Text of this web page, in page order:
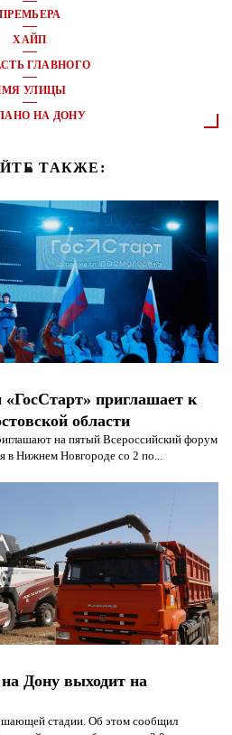
ПРЕМЬЕРА
ХАЙП
ГЛАВНОГО
УЛИЦЫ
НА ДОНУ
ТАКЖЕ:
приглашает к
области
на пятый Всероссийский форум
в Нижнем Новгороде со 2 по...
Дону выходит на
стадии. Об этом сообщил